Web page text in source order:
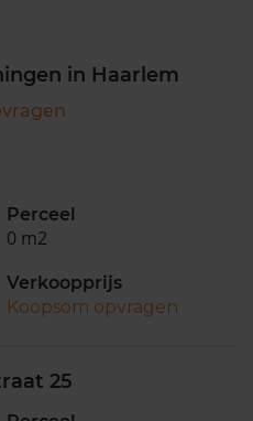
in Haarlem
Perceel
0 m2
Verkoopprijs
Koopsom opvragen
25